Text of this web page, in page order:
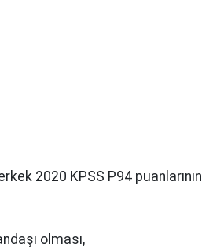
2020 KPSS P94 puanlarının
olması,